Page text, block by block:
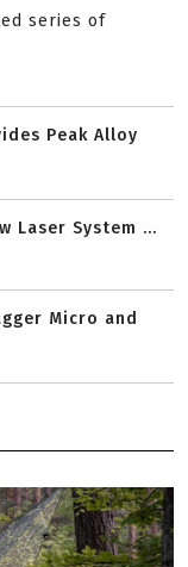
series of
Peak Alloy
Laser System ...
Micro and